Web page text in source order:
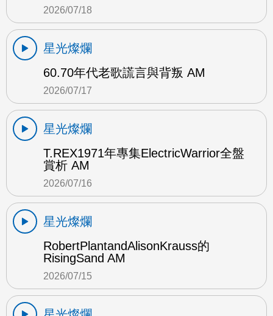
2026/07/18
星光燦爛
60.70年代老歌謊言與背叛 AM
2026/07/17
星光燦爛
T.REX1971年專集ElectricWarrior全盤
賞析 AM
2026/07/16
星光燦爛
RobertPlantandAlisonKrauss的
RisingSand AM
2026/07/15